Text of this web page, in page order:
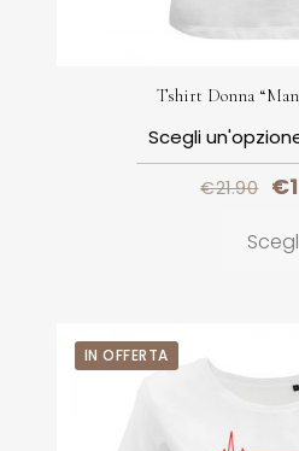
Tshirt Donna
€21.90 €
IN OFFERTA